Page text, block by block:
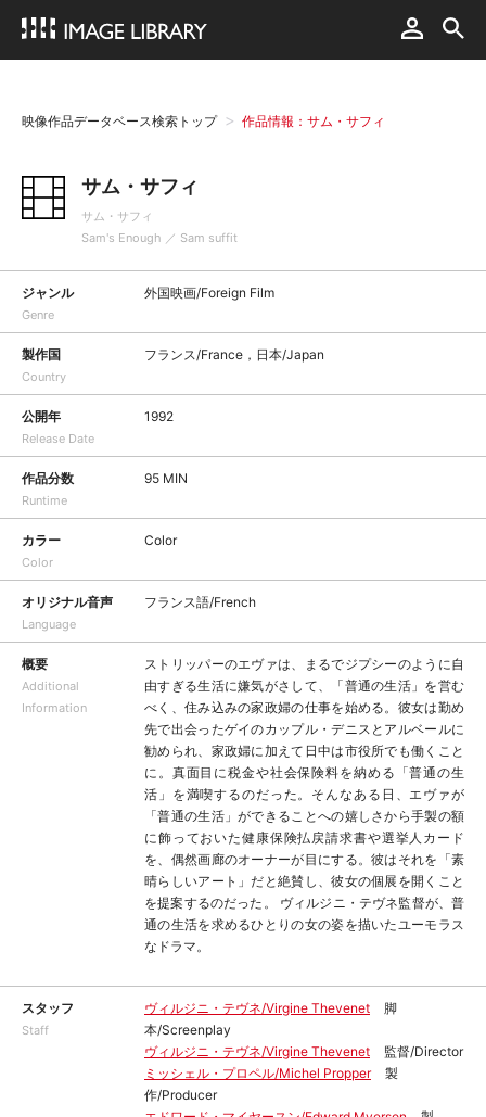
映像作品データベース検索トップ 作品情報：サム・サフィ
サム・サフィ
サム・サフィ
Sam's Enough ／ Sam suffit
ジャンル
Genre
外国映画/Foreign Film
製作国
Country
フランス/France，日本/Japan
公開年
Release Date
1992
作品分数
Runtime
95 MIN
カラー
Color
Color
オリジナル音声
Language
フランス語/French
概要
Additional
Information
ストリッパーのエヴァは、まるでジプシーのように自
由すぎる生活に嫌気がさして、「普通の生活」を営む
べく、住み込みの家政婦の仕事を始める。彼女は勤め
先で出会ったゲイのカップル・デニスとアルベールに
勧められ、家政婦に加えて日中は市役所でも働くこと
に。真面目に税金や社会保険料を納める「普通の生
活」を満喫するのだった。そんなある日、エヴァが
「普通の生活」ができることへの嬉しさから手製の額
に飾っておいた健康保険払戻請求書や選挙人カード
を、偶然画廊のオーナーが目にする。彼はそれを「素
晴らしいアート」だと絶賛し、彼女の個展を開くこと
を提案するのだった。 ヴィルジニ・テヴネ監督が、普
通の生活を求めるひとりの女の姿を描いたユーモラス
なドラマ。
スタッフ
Staff
ヴィルジニ・テヴネ/Virgine Thevenet
脚
本/Screenplay
ヴィルジニ・テヴネ/Virgine Thevenet
監督/Director
ミッシェル・プロペル/Michel Propper
製
作/Producer